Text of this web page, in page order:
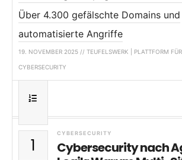
Über 4.300 gefälschte Domains und
automatisierte Angriffe
19. NOVEMBER 2025 // TEUFELSWERK | PLATTFORM
CYBERSECURITY
1
CYBERSECURITY
Cybersecurity nach